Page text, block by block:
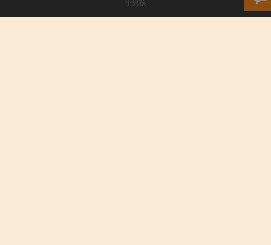
小男孩